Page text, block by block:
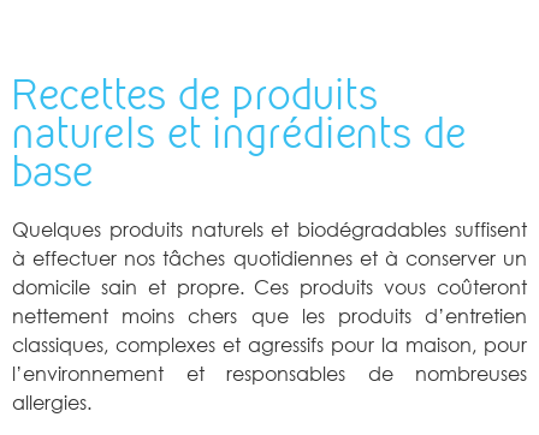
Recettes de produits
naturels et ingrédients de
base
Quelques produits naturels et biodégradables suffisent
à effectuer nos tâches quotidiennes et à conserver un
domicile sain et propre. Ces produits vous coûteront
nettement moins chers que les produits d’entretien
classiques, complexes et agressifs pour la maison, pour
l’environnement et responsables de nombreuses
allergies.